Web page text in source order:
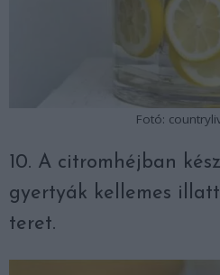
Fotó:
10. A citromhéjban
gyertyák kellemes
teret.